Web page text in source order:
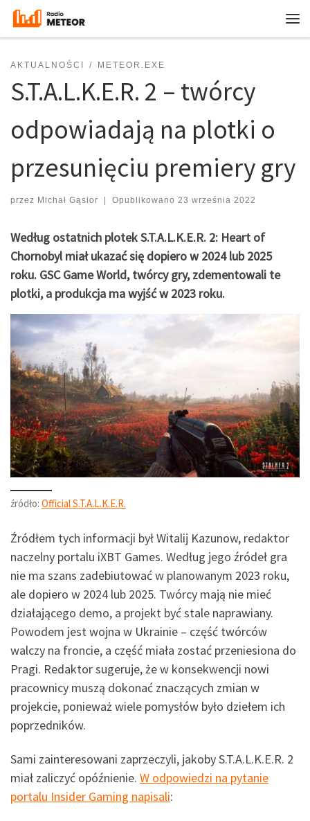
Przejdź do treści
AKTUALNOŚCI METEOR.EXE
S.T.A.L.K.E.R. 2 – twórcy
odpowiadają na plotki o
przesunięciu premiery gry
przez Michał Gąsior Opublikowano 23 września 2022
Według ostatnich plotek S.T.A.L.K.E.R. 2: Heart of
Chornobyl miał ukazać się dopiero w 2024 lub 2025
roku. GSC Game World, twórcy gry, zdementowali te
plotki, a produkcja ma wyjść w 2023 roku.
źródło: Official S.T.A.L.K.E.R.
Źródłem tych informacji był Witalij Kazunow, redaktor
naczelny portalu iXBT Games. Według jego źródeł gra
nie ma szans zadebiutować w planowanym 2023 roku,
ale dopiero w 2024 lub 2025. Twórcy mają nie mieć
działającego demo, a projekt być stale naprawiany.
Powodem jest wojna w Ukrainie – część twórców
walczy na froncie, a część miała zostać przeniesiona do
Pragi. Redaktor sugeruje, że w konsekwencji nowi
pracownicy muszą dokonać znaczących zmian w
projekcie, ponieważ wiele pomysłów było dziełem ich
poprzedników.
Sami zainteresowani zaprzeczyli, jakoby S.T.A.L.K.E.R. 2
miał zaliczyć opóźnienie. W odpowiedzi na pytanie
portalu Insider Gaming napisali: